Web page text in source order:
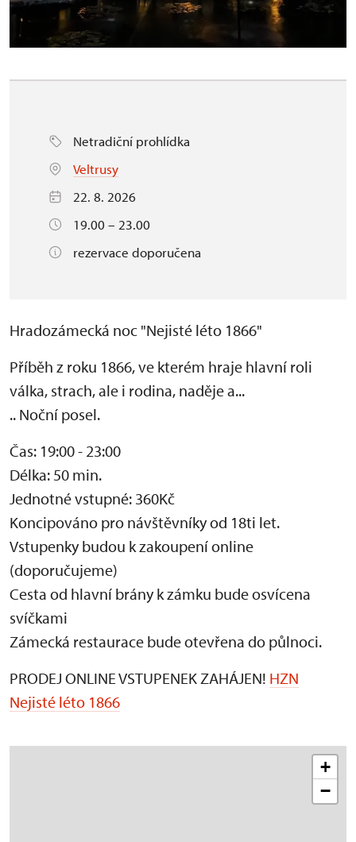
Netradiční prohlídka
Veltrusy
22. 8. 2026
19.00 – 23.00
rezervace doporučena
Hradozámecká noc "Nejisté léto 1866"
Příběh z roku 1866, ve kterém hraje hlavní roli
válka, strach, ale i rodina, naděje a...
.. Noční posel.
Čas: 19:00 - 23:00
Délka: 50 min.
Jednotné vstupné: 360Kč
Koncipováno pro návštěvníky od 18ti let.
Vstupenky budou k zakoupení online
(doporučujeme)
Cesta od hlavní brány k zámku bude osvícena
svíčkami
Zámecká restaurace bude otevřena do půlnoci.
PRODEJ ONLINE VSTUPENEK ZAHÁJEN! HZN
Nejisté léto 1866
+
−